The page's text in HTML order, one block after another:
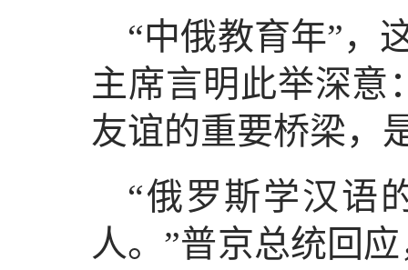
“中俄教育年”，
主席言明此举深意
友谊的重要桥梁，
“俄罗斯学汉语
人。”普京总统回